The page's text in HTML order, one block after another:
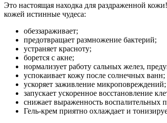
Это настоящая находка для раздраженной
кожей истинные чудеса:
обеззараживает;
предотвращает размножение бактерий;
устраняет красноту;
борется с акне;
нормализует работу сальных желез,
успокаивает кожу после солнечных ванн;
ускоряет заживление микроповреждений;
запускает ускоренное восстановление
снижает выраженность воспалительных
Гель-крем приятно охлаждает и